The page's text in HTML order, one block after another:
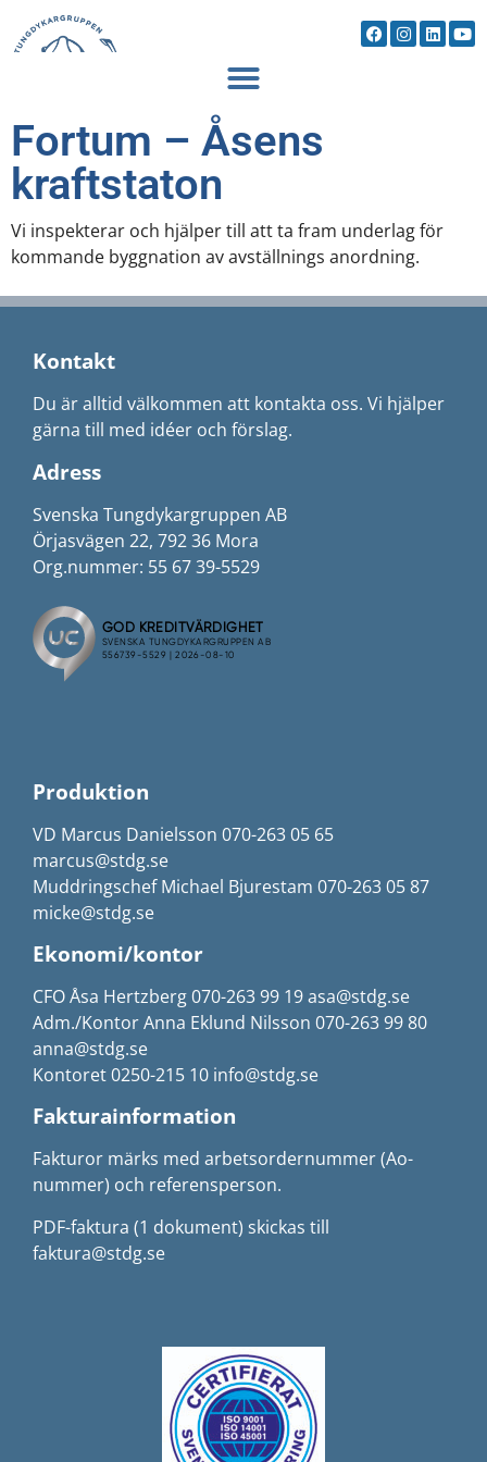
Fortum – Åsens
kraftstaton
Vi inspekterar och hjälper till att ta fram underlag för
kommande byggnation av avställnings anordning.
Kontakt
Du är alltid välkommen att kontakta oss. Vi hjälper
gärna till med idéer och förslag.
Adress
Svenska Tungdykargruppen AB
Örjasvägen 22, 792 36 Mora
Org.nummer: 55 67 39-5529
Produktion
VD Marcus Danielsson 070-263 05 65
marcus@stdg.se
Muddringschef Michael Bjurestam 070-263 05 87
micke@stdg.se
Ekonomi/kontor
CFO Åsa Hertzberg 070-263 99 19 asa@stdg.se
Adm./Kontor Anna Eklund Nilsson 070-263 99 80
anna@stdg.se
Kontoret 0250-215 10 info@stdg.se
Fakturainformation
Fakturor märks med arbetsordernummer (Ao-
nummer) och referensperson.
PDF-faktura (1 dokument) skickas till
faktura@stdg.se